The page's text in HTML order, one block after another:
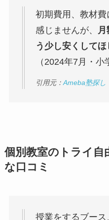
初期費用、教材
感じませんが、
う少し安くしてほ
（2024年7月・小
引用元：Ameba塾探し
個別教室のトライ
な口コミ
授業をするブー